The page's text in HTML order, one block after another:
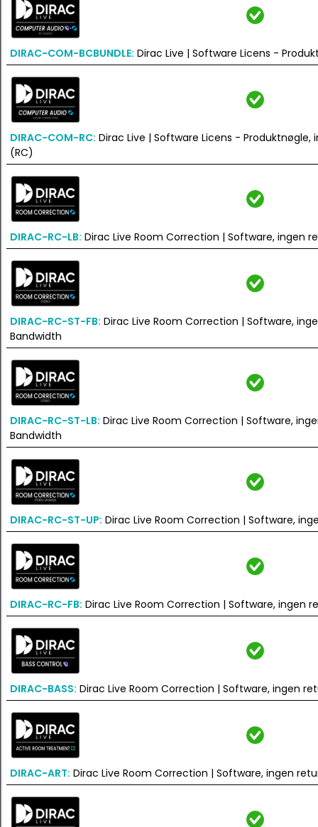
DIRAC-COM-BCBUNDLE: Dirac Live | Software Licens -
DIRAC-COM-RC: Dirac Live | Software Licens -
(RC)
DIRAC-RC-LB: Dirac Live Room Correction | Software, ingen
DIRAC-RC-ST-FB: Dirac Live Room Correction | Software,
Bandwidth
DIRAC-RC-ST-LB: Dirac Live Room Correction | Software,
Bandwidth
DIRAC-RC-ST-UP: Dirac Live Room Correction | Software,
DIRAC-RC-FB: Dirac Live Room Correction | Software, ingen
DIRAC-BASS: Dirac Live Room Correction | Software, ingen
DIRAC-ART: Dirac Live Room Correction | Software, ingen